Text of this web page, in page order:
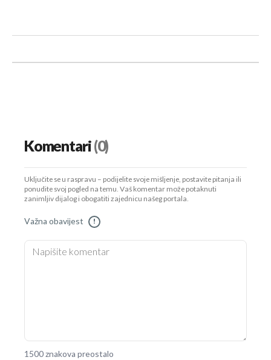
Komentari(0)
Uključite se u raspravu – podijelite svoje mišljenje, postavite pitanja ili
ponudite svoj pogled na temu. Vaš komentar može potaknuti
zanimljiv dijalog i obogatiti zajednicu našeg portala.
Važna obavijest !
1500 znakova preostalo